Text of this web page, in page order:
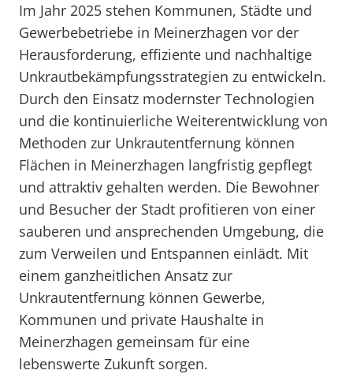
Im Jahr 2025 stehen Kommunen, Städte und
Gewerbebetriebe in Meinerzhagen vor der
Herausforderung, effiziente und nachhaltige
Unkrautbekämpfungsstrategien zu entwickeln.
Durch den Einsatz modernster Technologien
und die kontinuierliche Weiterentwicklung von
Methoden zur Unkrautentfernung können
Flächen in Meinerzhagen langfristig gepflegt
und attraktiv gehalten werden. Die Bewohner
und Besucher der Stadt profitieren von einer
sauberen und ansprechenden Umgebung, die
zum Verweilen und Entspannen einlädt. Mit
einem ganzheitlichen Ansatz zur
Unkrautentfernung können Gewerbe,
Kommunen und private Haushalte in
Meinerzhagen gemeinsam für eine
lebenswerte Zukunft sorgen.